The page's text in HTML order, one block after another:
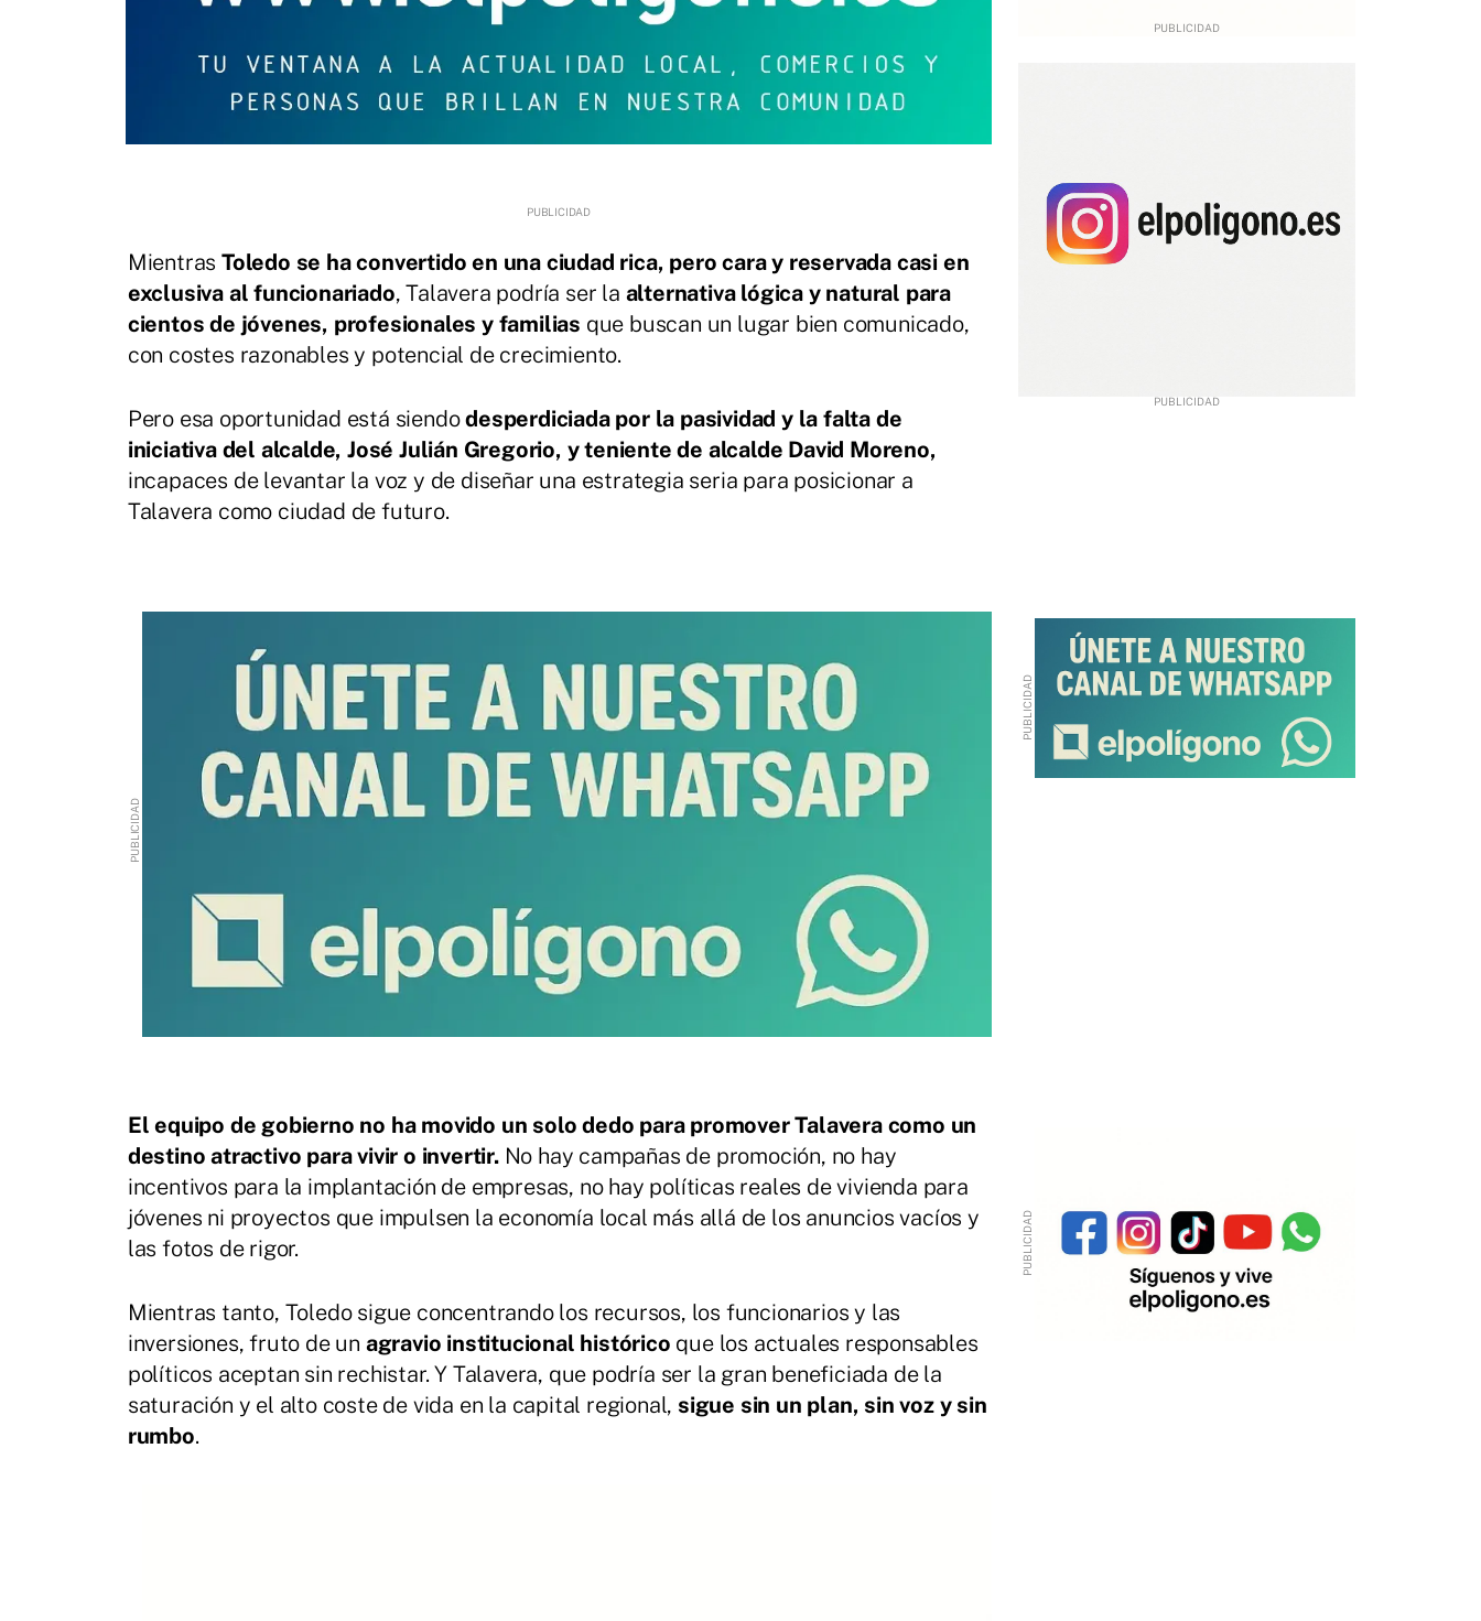
MientrasToledo se ha convertido en una ciudad rica, pero cara y reservada casi en
exclusiva al funcionariado, Talavera podría ser la alternativa lógica y natural para
cientos de jóvenes, profesionales y familias que buscan un lugar bien comunicado,
con costes razonables y potencial de crecimiento.
Pero esa oportunidad está siendodesperdiciada por la pasividad y la falta de
iniciativa del alcalde, José Julián Gregorio, y teniente de alcalde David Moreno,
incapaces de levantar la voz y de diseñar una estrategia seria para posicionar a
Talavera como ciudad de futuro.
El equipo de gobierno no ha movido un solo dedo para promover Talavera como un
destino atractivo para vivir o invertir. No hay campañas de promoción, no hay
incentivos para la implantación de empresas, no hay políticas reales de vivienda para
jóvenes ni proyectos que impulsen la economía local más allá de los anuncios vacíos y
las fotos de rigor.
Mientras tanto, Toledo sigue concentrando los recursos, los funcionarios y las
inversiones, fruto de un agravio institucional histórico que los actuales responsables
políticos aceptan sin rechistar. Y Talavera, que podría ser la gran beneficiada de la
saturación y el alto coste de vida en la capital regional, sigue sin un plan, sin voz y sin
rumbo.